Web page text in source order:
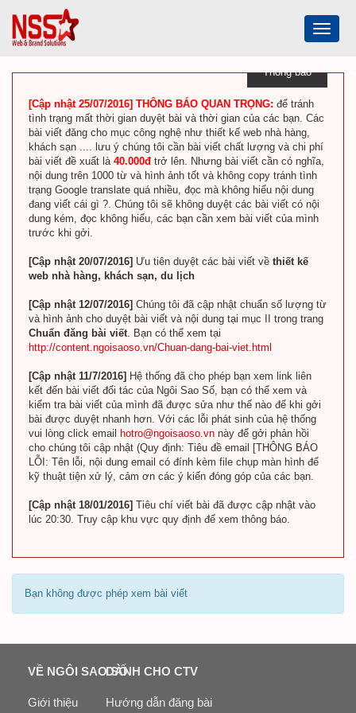
Toggle
Thông báo
[Cập nhật 25/07/2016] THÔNG BÁO QUAN TRỌNG: để tránh
tình trạng mất thời gian duyệt bài và thời gian của các bạn. Các
bài viết đăng cho mục công nghệ như thiết kế web nhà hàng,
khách sạn .... lưu ý chúng tôi cần bài viết chất lượng và chi phí
bài viết đề xuất là 40.000đ trở lên. Nhưng bài viết cần có nghĩa,
nội dung trên 1000 từ và hình ảnh tốt và không copy tránh tình
trạng Google translate quá nhiều, đọc mà không hiểu nội dung
đang viết cái gì ?. Chúng tôi sẽ không duyệt các bài viết có nội
dung kém, đọc không hiểu, các bạn cần xem bài viết của mình
trước khi gởi.
[Cập nhật 20/07/2016] Ưu tiên duyệt các bài viết về thiết kế
web nhà hàng, khách sạn, du lịch
[Cập nhật 12/07/2016] Chúng tôi đã cập nhật chuẩn số lượng từ
và hình ảnh cho duyệt bài viết và nội dung tại mục II trong trang
Chuẩn đăng bài viết. Bạn có thể xem tại
http://content.ngoisaoso.vn/Chuan-dang-bai-viet.html
[Cập nhật 11/7/2016] Hệ thống đã cho phép bạn xem link liên
kết đến bài viết đối tác của Ngôi Sao Số, bạn có thể xem và
kiểm tra bài viết của mình đã được sửa như thế nào để khi gởi
bài được duyệt nhanh hơn. Với các lỗi phát sinh của hệ thống
vui lòng click email
hotro@ngoisaoso.vn này để gởi phản hồi
cho chúng tôi cập nhật (Quy định: Tiêu đề email [THÔNG BÁO
LỖI: Tên lỗi, nội dung email có đính kèm file chụp màn hình để
kỹ thuật tiện xử lý, cảm ơn các ý kiến đóng góp của các bạn.
[Cập nhật 18/01/2016] Tiêu chí viết bài đã được cập nhật vào
lúc 20:30. Truy cập khu vực quy định để xem thông báo.
Bạn không được phép xem bài viết
VỀ NGÔI SAO SỐ
Giới thiệu
DÀNH CHO CTV
Hướng dẫn đăng bài